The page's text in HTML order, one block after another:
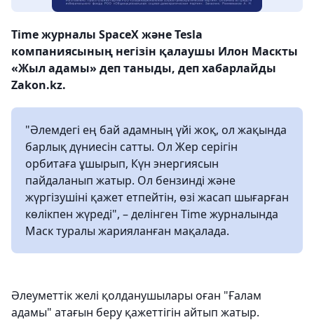
Time журналы SpaceX және Tesla
компаниясының негізін қалаушы Илон Маскты
«Жыл адамы» деп таныды, деп хабарлайды
Zakon.kz.
"Әлемдегі ең бай адамның үйі жоқ, ол жақында
барлық дүниесін сатты. Ол Жер серігін
орбитаға ұшырып, Күн энергиясын
пайдаланып жатыр. Ол бензинді және
жүргізушіні қажет етпейтін, өзі жасап шығарған
көлікпен жүреді", – делінген Time журналында
Маск туралы жарияланған мақалада.
Әлеуметтік желі қолданушылары оған "Ғалам
адамы" атағын беру қажеттігін айтып жатыр.